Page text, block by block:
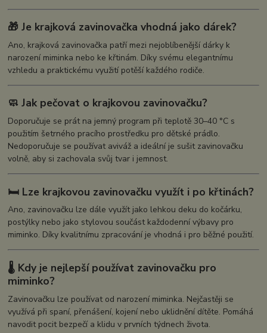
🎁 Je krajková zavinovačka vhodná jako dárek?
Ano, krajková zavinovačka patří mezi nejoblíbenější dárky k
narození miminka nebo ke křtinám. Díky svému elegantnímu
vzhledu a praktickému využití potěší každého rodiče.
🧼 Jak pečovat o krajkovou zavinovačku?
Doporučuje se prát na jemný program při teplotě 30–40 °C s
použitím šetrného pracího prostředku pro dětské prádlo.
Nedoporučuje se používat aviváž a ideální je sušit zavinovačku
volně, aby si zachovala svůj tvar i jemnost.
🛏️ Lze krajkovou zavinovačku využít i po křtinách?
Ano, zavinovačku lze dále využít jako lehkou deku do kočárku,
postýlky nebo jako stylovou součást každodenní výbavy pro
miminko. Díky kvalitnímu zpracování je vhodná i pro běžné použití.
🌡️ Kdy je nejlepší používat zavinovačku pro
miminko?
Zavinovačku lze používat od narození miminka. Nejčastěji se
využívá při spaní, přenášení, kojení nebo uklidnění dítěte. Pomáhá
navodit pocit bezpečí a klidu v prvních týdnech života.